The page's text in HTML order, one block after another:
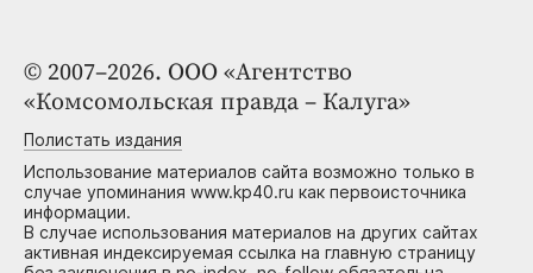
© 2007–2026. ООО «Агентство
«Комсомольская правда – Калуга»
Полистать издания
Использование материалов сайта возможно только в
случае упоминания www.kp40.ru как первоисточника
информации.
В случае использования материалов на других сайтах
активная индексируемая ссылка на главную страницу